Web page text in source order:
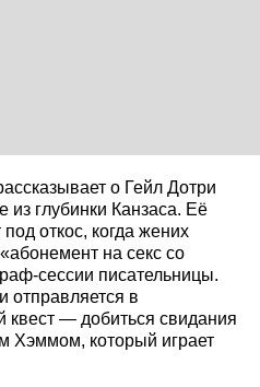
о Гейл Дотри
глубинки Канзаса. Её
откос, когда жених
на секс со
сессии писательницы.
отправляется в
— добиться свидания
Хэммом, который играет